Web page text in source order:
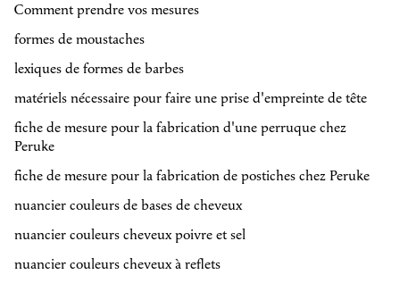
Comment prendre vos mesures
formes de moustaches
lexiques de formes de barbes
matériels nécessaire pour faire une prise d'empreinte de tête
fiche de mesure pour la fabrication d'une perruque chez
Peruke
fiche de mesure pour la fabrication de postiches chez Peruke
nuancier couleurs de bases de cheveux
nuancier couleurs cheveux poivre et sel
nuancier couleurs cheveux à reflets